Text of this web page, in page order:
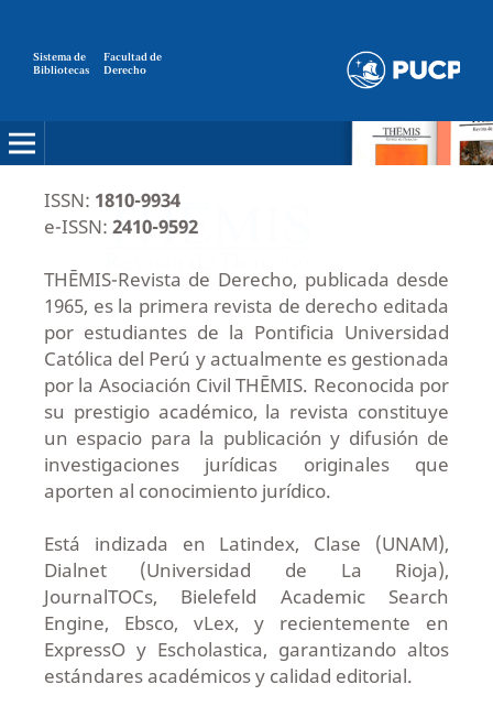
Sistema de
Bibliotecas
Facultad de
Derecho
ISSN: 1810-9934
e-ISSN: 2410-9592
THĒMIS-Revista de Derecho, publicada desde
1965, es la primera revista de derecho editada
por estudiantes de la Pontificia Universidad
Católica del Perú y actualmente es gestionada
por la Asociación Civil THĒMIS. Reconocida por
su prestigio académico, la revista constituye
un espacio para la publicación y difusión de
investigaciones jurídicas originales que
aporten al conocimiento jurídico.
Está indizada en Latindex, Clase (UNAM),
Dialnet (Universidad de La Rioja),
JournalTOCs, Bielefeld Academic Search
Engine, Ebsco, vLex, y recientemente en
ExpressO y Escholastica, garantizando altos
estándares académicos y calidad editorial.